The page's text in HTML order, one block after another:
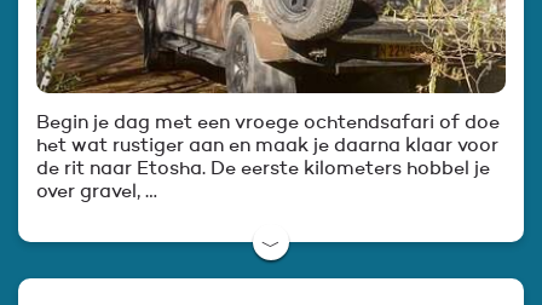
Begin je dag met een vroege ochtendsafari of doe
het wat rustiger aan en maak je daarna klaar voor
de rit naar Etosha. De eerste kilometers hobbel je
over gravel, …
﹀